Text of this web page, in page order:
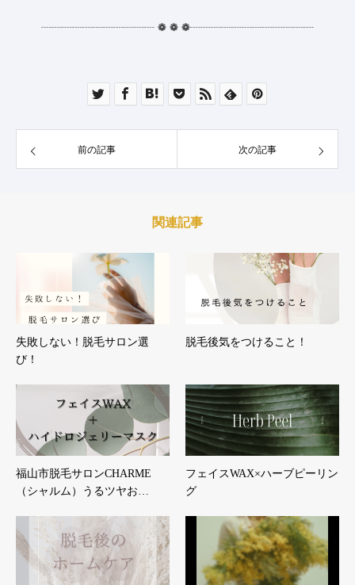
┈┈┈┈┈┈┈┈┈┈┈ ❁ ❁ ❁┈┈┈┈┈┈┈┈┈┈┈┈
前の記事 次の記事
関連記事
失敗しない！脱毛サロン選
び！
脱毛後気をつけること！
福山市脱毛サロンCHARME
（シャルム）うるツヤお…
フェイスWAX×ハーブピーリン
グ